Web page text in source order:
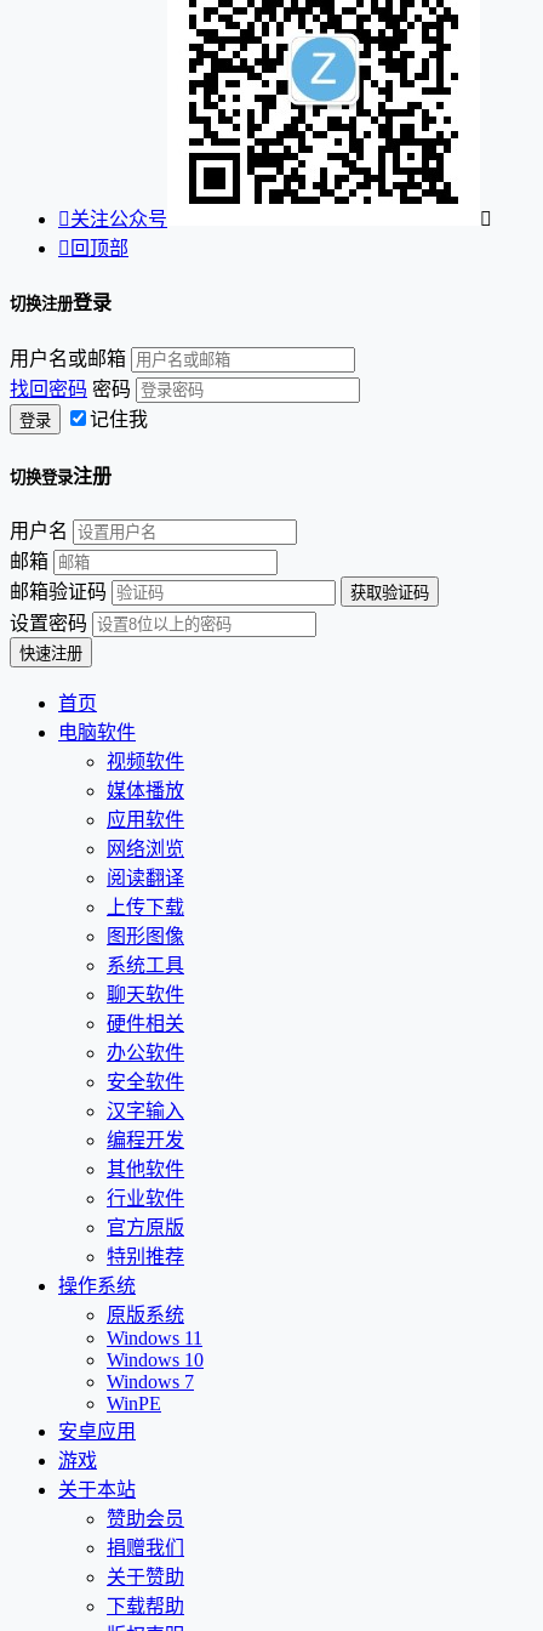
关注公众号

 回顶部
切换注册登录
用户名或邮箱
找回密码 密码
记住我
切换登录注册
用户名
邮箱
邮箱验证码
设置密码
首页
电脑软件
视频软件
媒体播放
应用软件
网络浏览
阅读翻译
上传下载
图形图像
系统工具
聊天软件
硬件相关
办公软件
安全软件
汉字输入
编程开发
其他软件
行业软件
官方原版
特别推荐
操作系统
原版系统
Windows 11
Windows 10
Windows 7
WinPE
安卓应用
游戏
关于本站
赞助会员
捐赠我们
关于赞助
下载帮助